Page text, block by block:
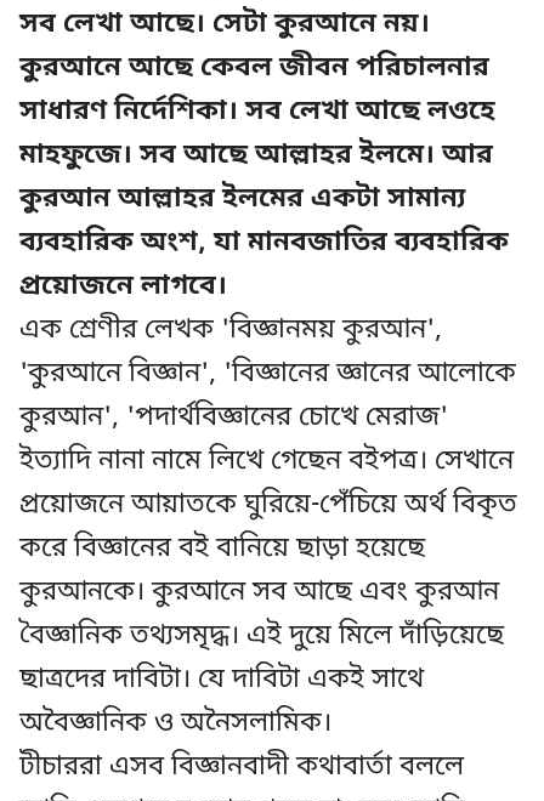
সব লেখা আছে। সেটা কুরআনে নয়।
কুরআনে আছে কেবল জীবন পরিচালনার
সাধারণ নির্দেশিকা। সব লেখা আছে লওহে
মাহফুজে। সব আছে আল্লাহর ইলমে। আর
কুরআন আল্লাহর ইলমের একটা সামান্য
ব্যবহারিক অংশ, যা মানবজাতির ব্যবহারিক
প্রয়োজনে লাগবে।
এক শ্রেণীর লেখক 'বিজ্ঞানময় কুরআন',
'কুরআনে বিজ্ঞান', 'বিজ্ঞানের জ্ঞানের আলোকে
কুরআন', 'পদার্থবিজ্ঞানের চোখে মেরাজ'
ইত্যাদি নানা নামে লিখে গেছেন বইপত্র। সেখানে
প্রয়োজনে আয়াতকে ঘুরিয়ে-পেঁচিয়ে অর্থ বিকৃত
করে বিজ্ঞানের বই বানিয়ে ছাড়া হয়েছে
কুরআনকে। কুরআনে সব আছে এবং কুরআন
বৈজ্ঞানিক তথ্যসমৃদ্ধ। এই দুয়ে মিলে দাঁড়িয়েছে
ছাত্রদের দাবিটা। যে দাবিটা একই সাথে
অবৈজ্ঞানিক ও অনৈসলামিক।
টীচাররা এসব বিজ্ঞানবাদী কথাবার্তা বললে